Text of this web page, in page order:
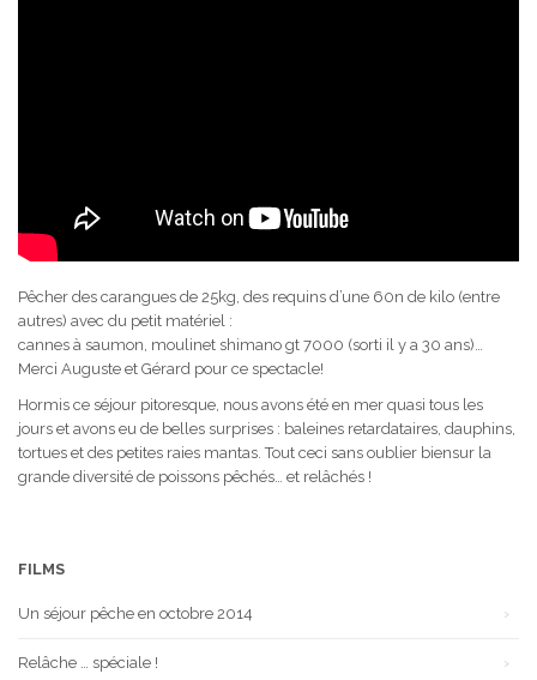
Pêcher des carangues de 25kg, des requins d’une 60n de kilo (entre
autres) avec du petit matériel :
cannes à saumon, moulinet shimano gt 7000 (sorti il y a 30 ans)…
Merci Auguste et Gérard pour ce spectacle!
Hormis ce séjour pitoresque, nous avons été en mer quasi tous les
jours et avons eu de belles surprises : baleines retardataires, dauphins,
tortues et des petites raies mantas. Tout ceci sans oublier biensur la
grande diversité de poissons pêchés… et relâchés !
FILMS
Un séjour pêche en octobre 2014
Relâche … spéciale !